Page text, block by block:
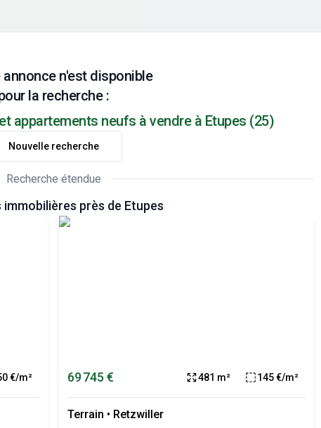
annonce n'est disponible
la recherche :
appartements neufs à vendre à Etupes (25)
Nouvelle recherche
Recherche étendue
près de Etupes
€/m² 69 745 € 481 m² 145 €/m²
Terrain • Retzwiller